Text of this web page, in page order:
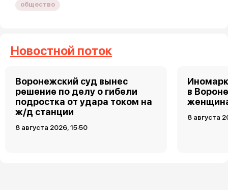
общество
Новостной поток
Воронежский суд вынес
решение по делу о гибели
подростка от удара током на
ж/д станции
8 августа 2026, 15:50
в
8 августа